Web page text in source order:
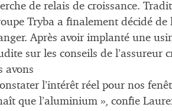
de relais de croissance.
Tryba a finalement décidé de
Après avoir implanté une
sur les conseils de l’assureur
avons
l’intérêt réel pour nos
que l’aluminium », confie